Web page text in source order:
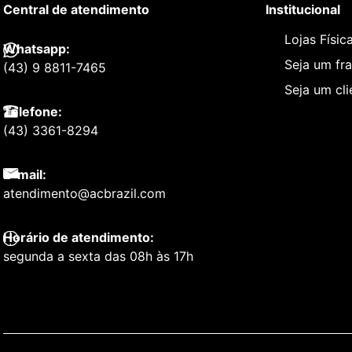
Central de atendimento
Whatsapp:
(43) 9 8811-7465
Telefone:
(43) 3361-8294
E-mail:
atendimento@acbrazil.com
Horário de atendimento:
segunda a sexta das 08h às 17h
Institucional
Lojas
Seja um
Seja um